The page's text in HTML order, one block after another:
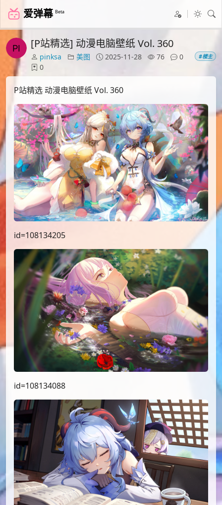
爱弹幕 Beta
[P站精选] 动漫电脑壁纸 Vol. 360
pinksa 美图 2025-11-28 76
0
0
#楼主
P站精选 动漫电脑壁纸 Vol. 360
id=108134205
id=108134088